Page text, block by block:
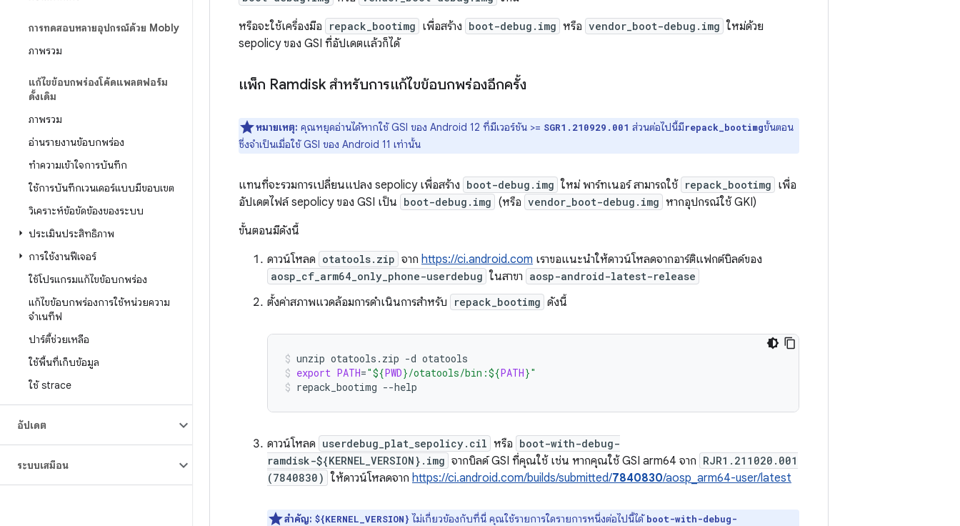
การทดสอบหลายอุปกรณ์ด้วย Mobly
ภาพรวม
แก้ไขข้อบกพร่องโค้ดแพลตฟอร์ม
ดั้งเดิม
ภาพรวม
อ่านรายงานข้อบกพร่อง
ทําความเข้าใจการบันทึก
ใช้การบันทึกเวนเดอร์แบบมีขอบเขต
วิเคราะห์ข้อขัดข้องของระบบ
ประเมินประสิทธิภาพ
การใช้งานฟีเจอร์
ใช้โปรแกรมแก้ไขข้อบกพร่อง
แก้ไขข้อบกพร่องการใช้หน่วยความ
จําเนทีฟ
ปาร์ตี้ช่วยเหลือ
ใช้พื้นที่เก็บข้อมูล
ใช้ strace
อัปเดต
ระบบเสมือน
หรือจะใช้เครื่องมือ
repack_bootimg เพื่อสร้าง boot-debug.img หรือ vendor_boot-debug.img ใหม่ด้วย
sepolicy ของ GSI ที่อัปเดตแล้วก็ได้
แพ็ก Ramdisk สำหรับการแก้ไขข้อบกพร่องอีกครั้ง
หมายเหตุ: คุณหยุดอ่านได้หากใช้ GSI ของ Android 12 ที่มีเวอร์ชัน >= SGR1.210929.001 ส่วนต่อไปนี้มีrepack_bootimgขั้นตอน
ซึ่งจำเป็นเมื่อใช้ GSI ของ Android 11 เท่านั้น
แทนที่จะรวมการเปลี่ยนแปลง sepolicy เพื่อสร้าง boot-debug.img ใหม่ พาร์ทเนอร์ สามารถใช้ repack_bootimg เพื่อ
อัปเดตไฟล์ sepolicy ของ GSI เป็น boot-debug.img (หรือ vendor_boot-debug.img หากอุปกรณ์ใช้ GKI)
ขั้นตอนมีดังนี้
ดาวน์โหลด otatools.zip จาก https://ci.android.com เราขอแนะนำให้ดาวน์โหลดจากอาร์ติแฟกต์บิลด์ของ
aosp_cf_arm64_only_phone-userdebug ในสาขา aosp-android-latest-release
ตั้งค่าสภาพแวดล้อมการดำเนินการสำหรับ repack_bootimg ดังนี้
unzip otatools.zip -d otatools
export PATH="${PWD}/otatools/bin:${PATH}"
repack_bootimg --help
ดาวน์โหลด userdebug_plat_sepolicy.cil หรือ boot-with-debug-
ramdisk-${KERNEL_VERSION}.img จากบิลด์ GSI ที่คุณใช้ เช่น หากคุณใช้ GSI arm64 จาก RJR1.211020.001
(7840830) ให้ดาวน์โหลดจาก https://ci.android.com/builds/submitted/7840830/aosp_arm64-user/latest
สำคัญ: ${KERNEL_VERSION} ไม่เกี่ยวข้องกับที่นี่ คุณใช้รายการใดรายการหนึ่งต่อไปนี้ได้boot-with-debug-